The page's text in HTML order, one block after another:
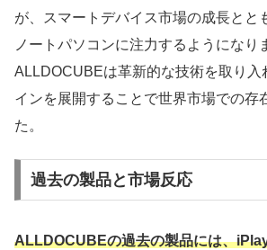
が、スマートデバイス市場の成長とと
ノートパソコンに注力するようになり
ALLDOCUBEは革新的な技術を取り入
インを展開することで世界市場での存
た。
過去の製品と市場反応
ALLDOCUBEの過去の製品には、